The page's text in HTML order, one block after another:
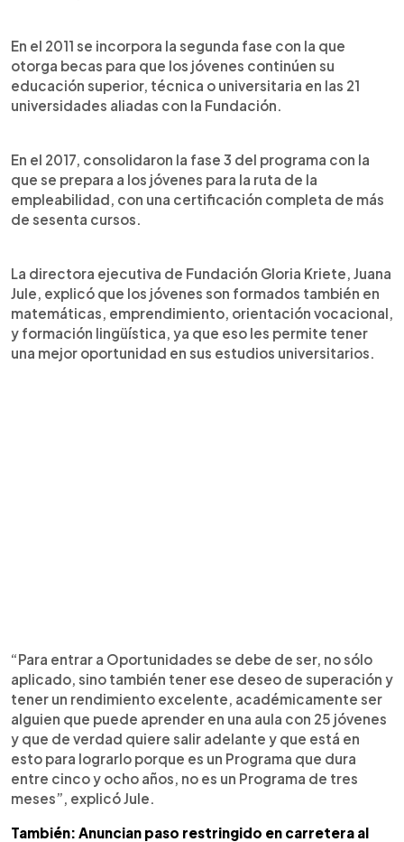
En el 2011 se incorpora la segunda fase con la que
otorga becas para que los jóvenes continúen su
educación superior, técnica o universitaria en las 21
universidades aliadas con la Fundación.
En el 2017, consolidaron la fase 3 del programa con la
que se prepara a los jóvenes para la ruta de la
empleabilidad, con una certificación completa de más
de sesenta cursos.
La directora ejecutiva de Fundación Gloria Kriete, Juana
Jule, explicó que los jóvenes son formados también en
matemáticas, emprendimiento, orientación vocacional,
y formación lingüística, ya que eso les permite tener
una mejor oportunidad en sus estudios universitarios.
“Para entrar a Oportunidades se debe de ser, no sólo
aplicado, sino también tener ese deseo de superación y
tener un rendimiento excelente, académicamente ser
alguien que puede aprender en una aula con 25 jóvenes
y que de verdad quiere salir adelante y que está en
esto para lograrlo porque es un Programa que dura
entre cinco y ocho años, no es un Programa de tres
meses”, explicó Jule.
También: Anuncian paso restringido en carretera al